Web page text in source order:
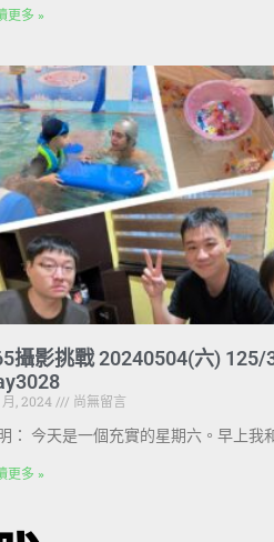
更多 »
攝影挑戰 20240504(六) 125/
, 2024
尚無留言
： 今天是一個充實的星期六。早上我
更多 »